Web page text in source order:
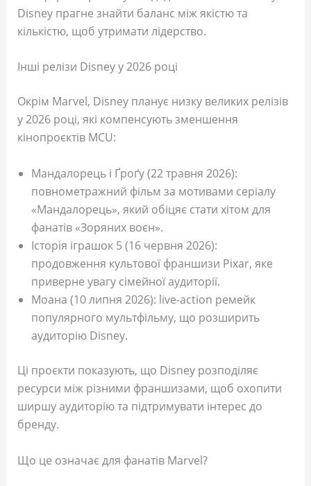
Disney прагне знайти баланс між якістю та
кількістю, щоб утримати лідерство.
Інші релізи Disney у 2026 році
Окрім Marvel, Disney планує низку великих релізів
у 2026 році, які компенсують зменшення
кінопроєктів MCU:
Мандалорець і Ґроґу (22 травня 2026):
повнометражний фільм за мотивами серіалу
«Мандалорець», який обіцяє стати хітом для
фанатів «Зоряних воєн».
Історія іграшок 5 (16 червня 2026):
продовження культової франшизи Pixar, яке
приверне увагу сімейної аудиторії.
Моана (10 липня 2026): live-action ремейк
популярного мультфільму, що розширить
аудиторію Disney.
Ці проєкти показують, що Disney розподіляє
ресурси між різними франшизами, щоб охопити
ширшу аудиторію та підтримувати інтерес до
бренду.
Що це означає для фанатів Marvel?